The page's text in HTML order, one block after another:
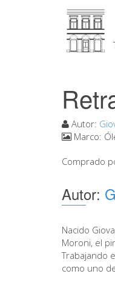
Autor:
Marco:
Comprado
Autor:
Nacido
Moroni, el
Trabajando
como uno